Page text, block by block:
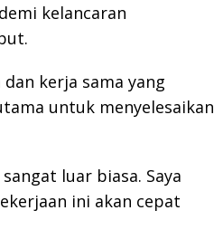
kelancaran
kerja sama yang
untuk menyelesaikan
luar biasa. Saya
ini akan cepat